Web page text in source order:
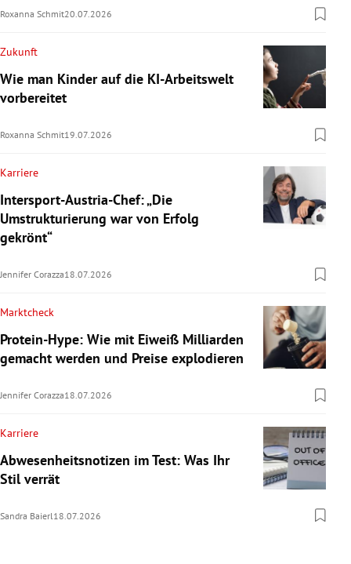
Roxanna Schmit20.07.2026
Zukunft
Wie man Kinder auf die KI-Arbeitswelt
vorbereitet
Roxanna Schmit19.07.2026
Karriere
Intersport-Austria-Chef: „Die
Umstrukturierung war von Erfolg
gekrönt“
Jennifer Corazza18.07.2026
Marktcheck
Protein-Hype: Wie mit Eiweiß Milliarden
gemacht werden und Preise explodieren
Jennifer Corazza18.07.2026
Karriere
Abwesenheitsnotizen im Test: Was Ihr
Stil verrät
Sandra Baierl 18.07.2026